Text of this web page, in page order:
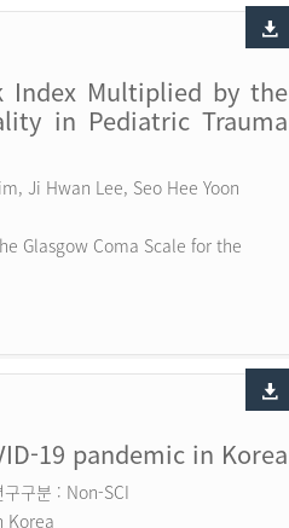
Index Multiplied by the
in Pediatric Trauma
Ji Hwan Lee, Seo Hee Yoon
Glasgow Coma Scale for the
19 pandemic in Korea
구구분 : Non-SCI
Korea